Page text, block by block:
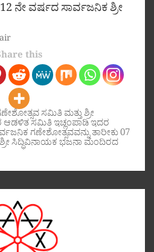
ನೇ ವರ್ಷದ ಸಾರ್ವಜನಿಕ ಶ್ರೀ
this
ಸಮಿತಿ ಮತ್ತು ಶ್ರೀ
ಸಮಿತಿ ಇಚ್ಲಂಪಾಡಿ ಇದರ
ಗಣೇಶೋತ್ಸವವನ್ನು ತಾರೀಕು 07
ಸಿದ್ಧಿವಿನಾಯಕ ಭಜನಾ ಮಂದಿರದ